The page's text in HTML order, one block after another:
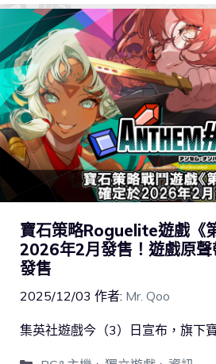
寶石策略Roguelite遊戲《
2026年2月發售！遊戲原
發售
2025/12/03 作者: Mr. Qoo
集英社遊戲今（3）日宣布，旗下